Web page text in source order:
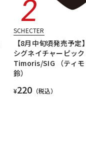
SCHECTER
【8月中旬頃発売予
シグネイチャーピッ
Timoris/SIG （ティ
鈴）
¥220 （税込）